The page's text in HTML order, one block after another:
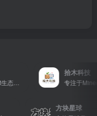
专注于Minecraft生态建设
拾木科技
方块星球